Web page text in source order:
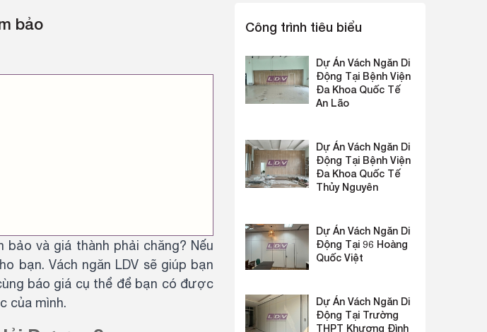
bảo
bảo và giá thành phải chăng? Nếu
bạn. Vách ngăn LDV sẽ giúp bạn
báo giá cụ thể để bạn có được
của mình.
Công trình tiêu biểu
Dự Án Vách Ngăn Di
Động Tại Bệnh Viện
Đa Khoa Quốc Tế
An Lão
Dự Án Vách Ngăn Di
Động Tại Bệnh Viện
Đa Khoa Quốc Tế
Thủy Nguyên
Dự Án Vách Ngăn Di
Động Tại 96 Hoàng
Quốc Việt
Dự Án Vách Ngăn Di
Động Tại Trường
THPT Khương Đình